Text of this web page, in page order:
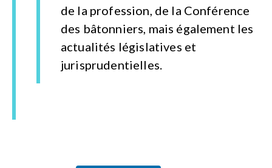
de la profession, de la Conférence
des bâtonniers, mais également les
actualités législatives et
jurisprudentielles.